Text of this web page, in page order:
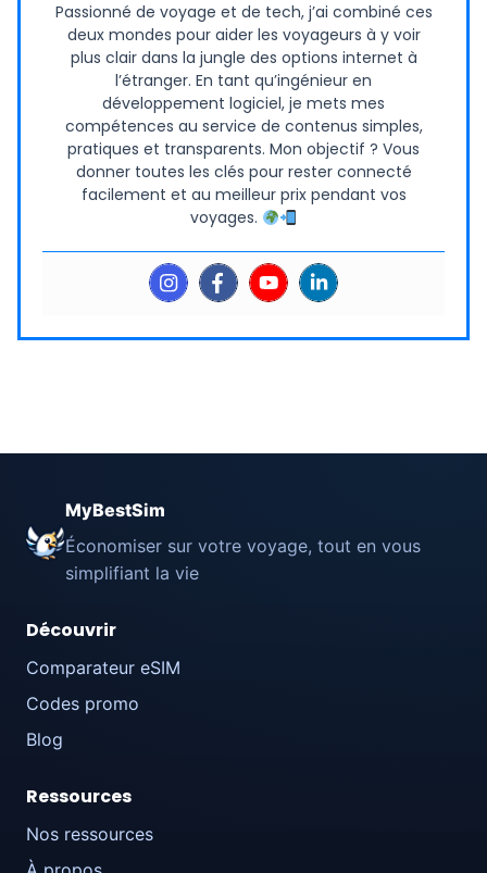
Passionné de voyage et de tech, j’ai combiné ces
deux mondes pour aider les voyageurs à y voir
plus clair dans la jungle des options internet à
l’étranger. En tant qu’ingénieur en
développement logiciel, je mets mes
compétences au service de contenus simples,
pratiques et transparents. Mon objectif ? Vous
donner toutes les clés pour rester connecté
facilement et au meilleur prix pendant vos
voyages.
MyBestSim
Économiser sur votre voyage, tout en vous
simplifiant la vie
Découvrir
Comparateur eSIM
Codes promo
Blog
Ressources
Nos ressources